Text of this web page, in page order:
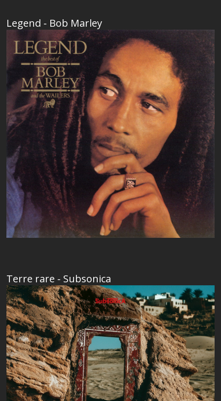
Legend - Bob Marley
Terre rare - Subsonica